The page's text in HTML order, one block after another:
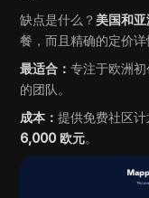
缺点是什么？美国和
餐，而且精确的定价
最适合：专注于欧洲
的团队。
成本：提供免费社区
6,000 欧元。